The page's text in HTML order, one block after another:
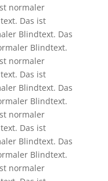
normaler
Das ist
Blindtext. Das
Blindtext.
normaler
Das ist
Blindtext. Das
Blindtext.
normaler
Das ist
Blindtext. Das
Blindtext.
normaler